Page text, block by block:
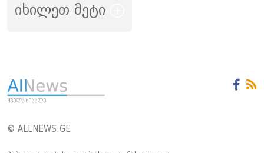
იხილეთ მეტი
© ALLNEWS.GE